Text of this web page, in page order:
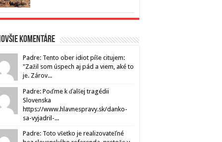
komentáre
Padre: Tento ober idiot píše citujem:
"Zažil som úspech aj pád a viem, aké to
je. Zárov...
Padre: Poďme k ďalšej tragédii
Slovenska
https://www.hlavnespravy.sk/danko-
sa-vyjadril-...
Padre: Toto všetko je realizovateľné